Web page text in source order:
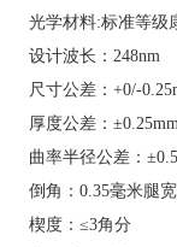
光学材料:标准等级
设计波长：248nm
尺寸公差：+0/-
厚度公差：
曲率半径公差：
倒角：0.35毫米腿
楔度：≤3角分